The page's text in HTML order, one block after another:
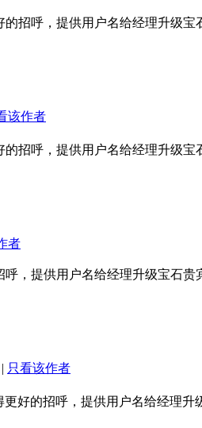
招呼，提供用户名给经理升级宝
该作者
招呼，提供用户名给经理升级宝
者
，提供用户名给经理升级宝石贵
| 只看该作者
好的招呼，提供用户名给经理升